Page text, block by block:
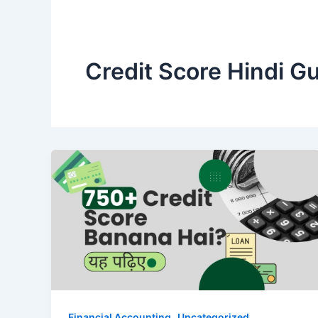
Credit Score Hindi